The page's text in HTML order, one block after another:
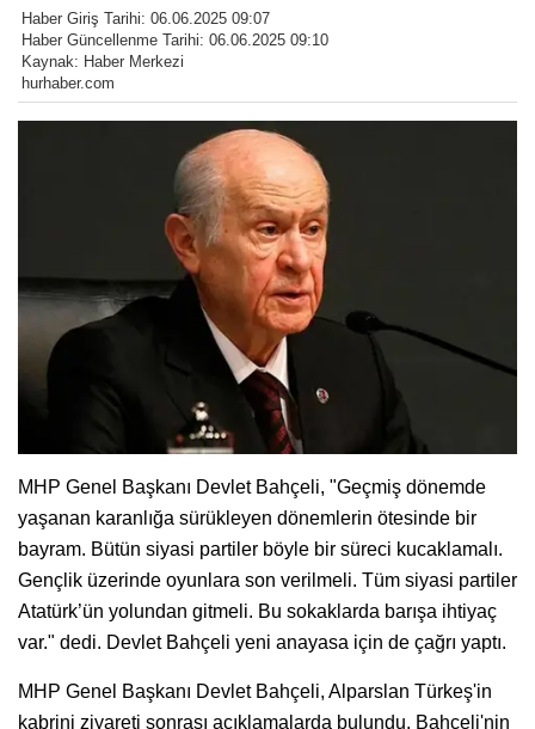
Haber Giriş Tarihi: 06.06.2025 09:07
Haber Güncellenme Tarihi: 06.06.2025 09:10
Kaynak: Haber Merkezi
hurhaber.com
MHP Genel Başkanı Devlet Bahçeli, "Geçmiş dönemde
yaşanan karanlığa sürükleyen dönemlerin ötesinde bir
bayram. Bütün siyasi partiler böyle bir süreci kucaklamalı.
Gençlik üzerinde oyunlara son verilmeli. Tüm siyasi partiler
Atatürk’ün yolundan gitmeli. Bu sokaklarda barışa ihtiyaç
var." dedi. Devlet Bahçeli yeni anayasa için de çağrı yaptı.
MHP Genel Başkanı Devlet Bahçeli, Alparslan Türkeş'in
kabrini ziyareti sonrası açıklamalarda bulundu. Bahçeli'nin